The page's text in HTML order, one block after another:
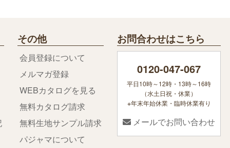
その他
会員登録について
メルマガ登録
WEBカタログを見る
無料カタログ請求
無料生地サンプル請求
パジャマについて
お問合わせはこちら
0120-047-067
平日10時～12時・13時～16時
（水土日祝・休業）
※年末年始休業・臨時休業有り
メールでお問い合わせ